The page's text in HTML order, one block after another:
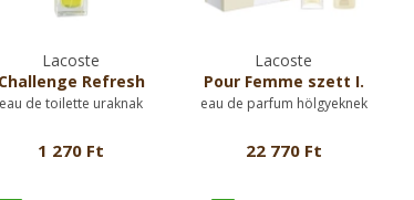
Lacoste
Challenge Refresh
eau de toilette uraknak
1 270 Ft
Lacoste
Pour Femme szett I.
eau de parfum hölgyeknek
22 770 Ft